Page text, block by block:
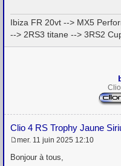
Ibiza FR 20vt --> MX5
--> 2RS3 titane --> 3RS2
Clio 4 RS Trophy Jaune
e
mer. 11 juin 2025 12:10
Bonjour à tous,